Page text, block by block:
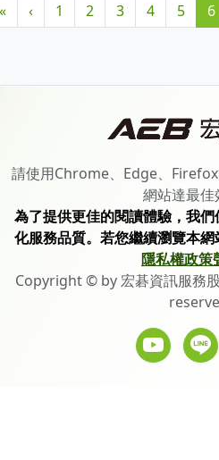
« ‹ 1 2 3 4 5 6
請使用Chrome、Edge、
網站達最佳
為了提供更佳的閱讀體驗，我
化服務品質。若您繼續瀏覽本
隱私權政策
Copyright © by 宏碁資訊服務